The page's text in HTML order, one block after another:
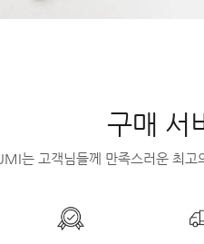
구매 서
는 고객님들께 만족스러운 최고